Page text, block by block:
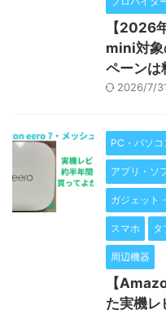
【2026
mini対象
ペーンは
2026/7/
PC・パソコ
アプリ・ソ
ガジェット
スマホ タ
周辺機器
【
た実機レ